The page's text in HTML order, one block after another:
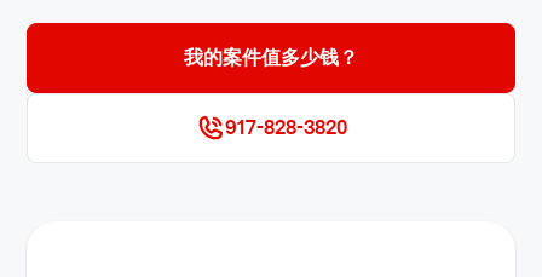
我的案件值多少钱？
917-828-3820